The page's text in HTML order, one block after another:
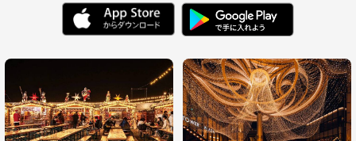
水
8/19
木
8/20
土
8/22
日
8/23
8/27 8/28 8/29 8/30
月
8/31
火
9/1
水
9/2
木
9/3
金
9/4
土
9/5